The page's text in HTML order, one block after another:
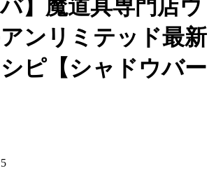
バ】魔道具専門店ウ
ンリミテッド最新
ピ【シャドウバー